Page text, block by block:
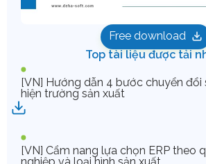
Free download
Top tài liệu được tải
[VN] Hướng dẫn 4 bước chuyển đổi
hiện trường sản xuất
[VN] Cẩm nang lựa chọn ERP theo